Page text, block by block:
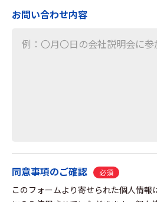
お問い合わせ内容
同意事項のご確認 必須
このフォームより寄せられた個人情